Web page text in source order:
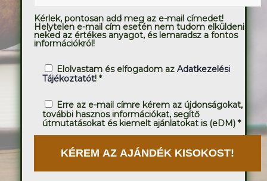
Kérlek, pontosan add meg az e-mail címedet!
Helytelen e-mail cím esetén nem tudom elküldeni
neked az értékes anyagot, és lemaradsz a fontos
információkról!
Elolvastam és elfogadom az Adatkezelési
Tájékoztatót! *
Erre az e-mail címre kérem az újdonságokat,
további hasznos információkat, segítő
útmutatásokat és kiemelt ajánlatokat is (eDM) *